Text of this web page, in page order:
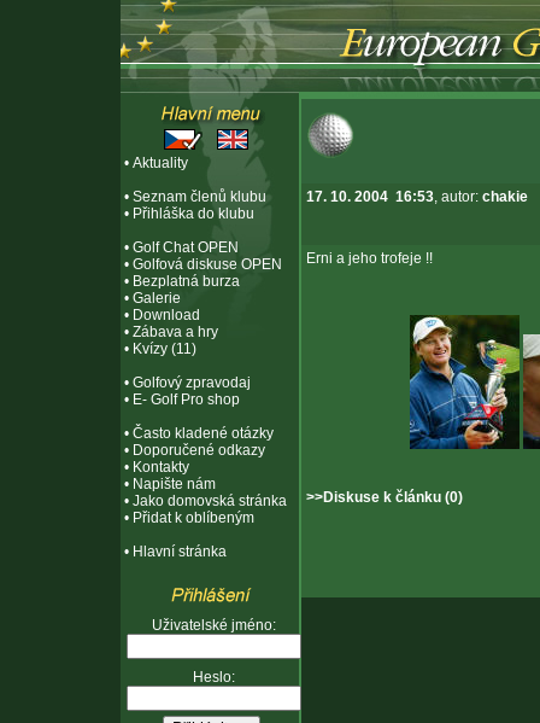
• Aktuality
• Seznam členů klubu
• Přihláška do klubu
• Golf Chat OPEN
• Golfová diskuse OPEN
• Bezplatná burza
• Galerie
• Download
• Zábava a hry
• Kvízy (11)
• Golfový zpravodaj
• E- Golf Pro shop
• Často kladené otázky
• Doporučené odkazy
• Kontakty
• Napište nám
• Jako domovská stránka
• Přidat k oblíbeným
• Hlavní stránka
Uživatelské jméno:
Heslo:
17. 10. 2004 16:53, autor: chakie
Erni a jeho trofeje !!
>>Diskuse k článku (0)